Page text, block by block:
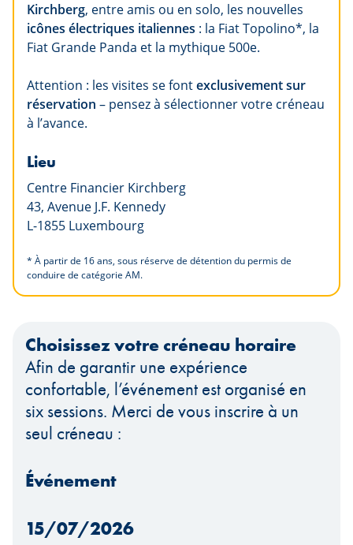
Kirchberg, entre amis ou en solo, les nouvelles
icônes électriques italiennes : la Fiat Topolino*, la
Fiat Grande Panda et la mythique 500e.
Attention : les visites se fontexclusivement sur
réservation – pensez à sélectionner votre créneau
à l’avance.
Lieu
Centre Financier Kirchberg
43, Avenue J.F. Kennedy
L-1855 Luxembourg
* À partir de 16 ans, sous réserve de détention du permis de
conduire de catégorie AM.
Choisissez votre créneau horaire
Afin de garantir une expérience
confortable, l’événement est organisé en
six sessions. Merci de vous inscrire à un
seul créneau :
Événement
15/07/2026